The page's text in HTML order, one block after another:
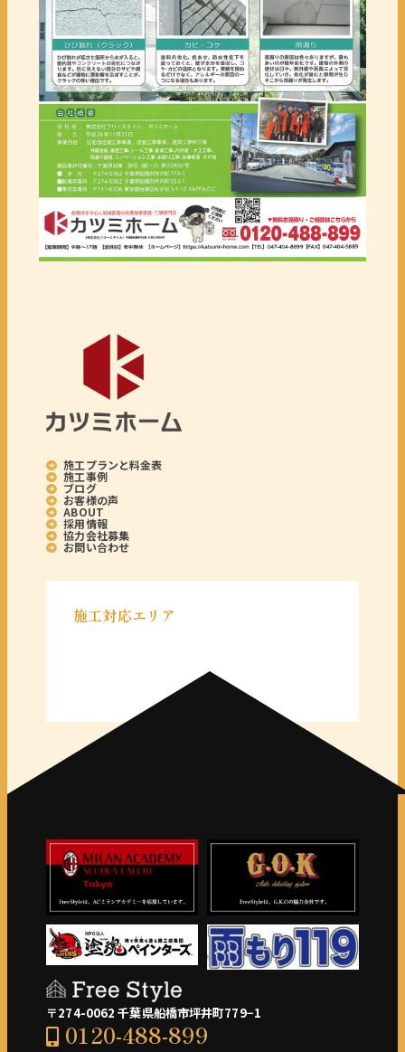
施工プランと料金表
施工事例
ブログ
お客様の声
ABOUT
採用情報
協力会社募集
お問い合わせ
施工対応エリア
〒274-0062 千葉県船橋市坪井町779−1
0120-488-899